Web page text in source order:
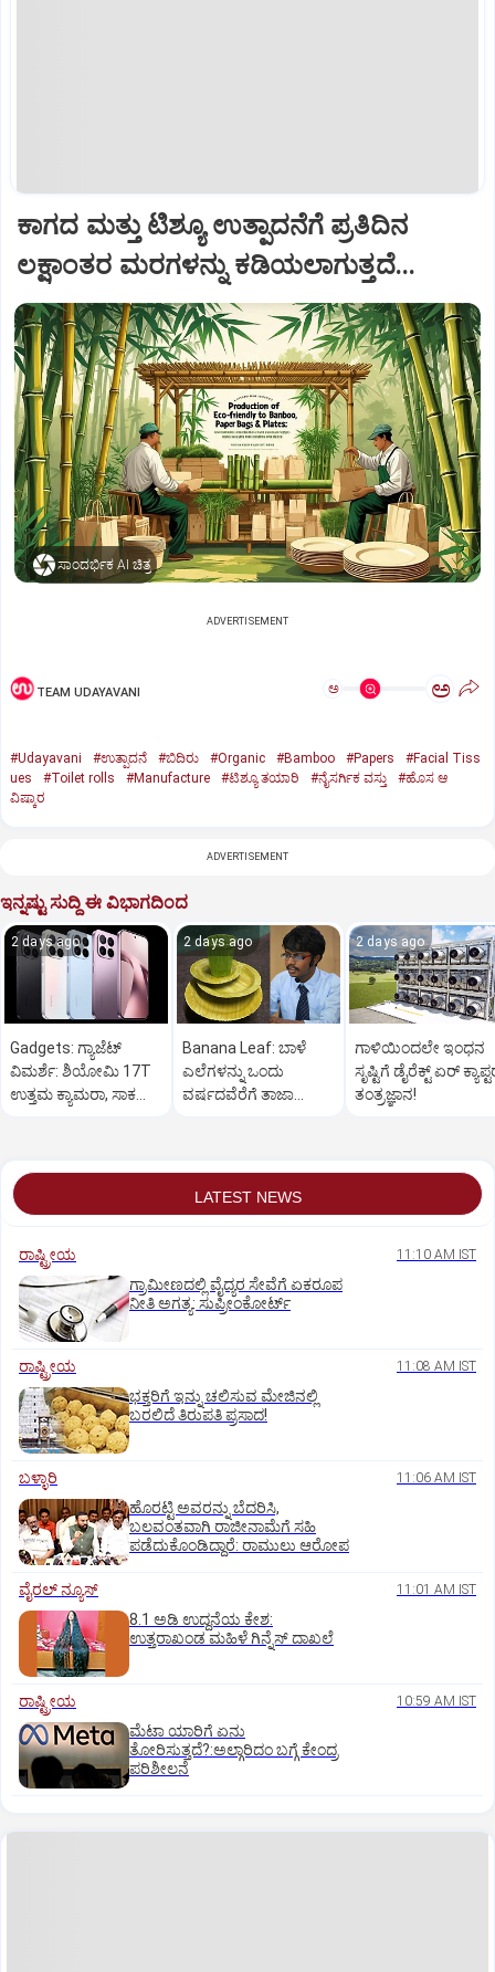
ಕಾಗದ ಮತ್ತು ಟಿಶ್ಯೂ ಉತ್ಪಾದನೆಗೆ ಪ್ರತಿದಿನ
ಲಕ್ಷಾಂತರ ಮರಗಳನ್ನು ಕಡಿಯಲಾಗುತ್ತದೆ...
ಸಾಂದರ್ಭಿಕ AI ಚಿತ್ರ
ADVERTISEMENT
TEAM UDAYAVANI ಅ ಅ
#Udayavani #ಉತ್ಪಾದನೆ #ಬಿದಿರು #Organic #Bamboo #Papers
#Facial Tiss
ues
#Toilet rolls #Manufacture #ಟಿಶ್ಯೂ ತಯಾರಿ #ನೈಸರ್ಗಿಕ ವಸ್ತು
#ಹೊಸ ಆ
ವಿಷ್ಕಾರ
ADVERTISEMENT
ಇನ್ನಷ್ಟು ಸುದ್ದಿ ಈ ವಿಭಾಗದಿಂದ
2 days ago
Gadgets: ಗ್ಯಾಜೆಟ್
ವಿಮರ್ಶೆ: ಶಿಯೋಮಿ 17T
ಉತ್ತಮ ಕ್ಯಾಮರಾ, ಸಾಕಷ್ಟು
2 days ago
Banana Leaf: ಬಾಳೆ
ಎಲೆಗಳನ್ನು ಒಂದು
ವರ್ಷದವೆರೆಗೆ ತಾಜಾ
2 days ago
ಗಾಳಿಯಿಂದಲೇ ಇಂಧನ
ಸೃಷ್ಟಿಗೆ ಡೈರೆಕ್ಟ್ ಏರ್‌
ತಂತ್ರಜ್ಞಾನ!
LATEST NEWS
ರಾಷ್ಟ್ರೀಯ 11:10 AM IST
ಗ್ರಾಮೀಣದಲ್ಲಿ ವೈದ್ಯರ ಸೇವೆಗೆ ಏಕರೂಪ
ನೀತಿ ಅಗತ್ಯ: ಸುಪ್ರೀಂಕೋರ್ಟ್‌
ರಾಷ್ಟ್ರೀಯ 11:08 AM IST
ಭಕ್ತರಿಗೆ ಇನ್ನು ಚಲಿಸುವ ಮೇಜಿನಲ್ಲಿ
ಬರಲಿದೆ ತಿರುಪತಿ ಪ್ರಸಾದ!
ಬಳ್ಳಾರಿ 11:06 AM IST
ಹೊರಟ್ಟಿ ಅವರನ್ನು ಬೆದರಿಸಿ,
ಬಲವಂತವಾಗಿ ರಾಜೀನಾಮೆಗೆ ಸಹಿ
ಪಡೆದುಕೊಂಡಿದ್ದಾರೆ: ರಾಮುಲು ಆರೋಪ
ವೈರಲ್ ನ್ಯೂಸ್ 11:01 AM IST
8.1 ಅಡಿ ಉದ್ದನೆಯ ಕೇಶ:
ಉತ್ತರಾಖಂಡ ಮಹಿಳೆ ಗಿನ್ನೆಸ್‌ ದಾಖಲೆ
ರಾಷ್ಟ್ರೀಯ 10:59 AM IST
ಮೆಟಾ ಯಾರಿಗೆ ಏನು
ತೋರಿಸುತ್ತದೆ?:ಅಲ್ಗಾರಿದಂ ಬಗ್ಗೆ ಕೇಂದ್ರ
ಪರಿಶೀಲನೆ